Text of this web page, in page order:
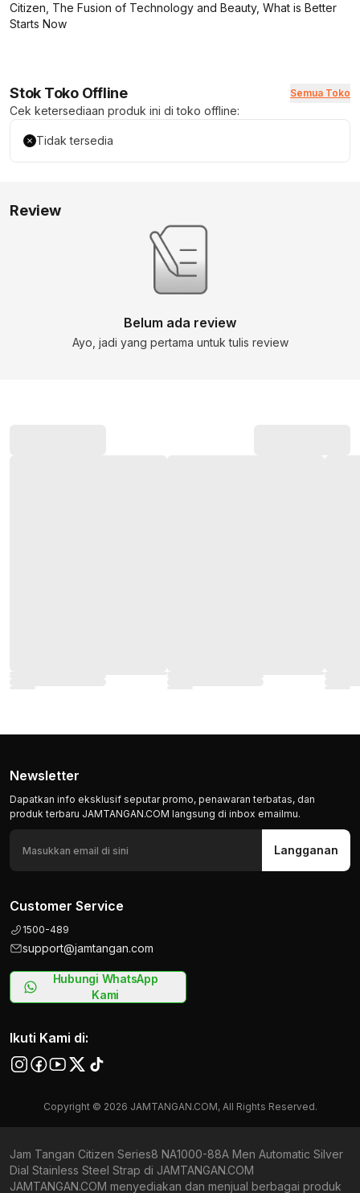
Newsletter
Dapatkan info eksklusif seputar promo, penawaran terbatas, dan
produk terbaru JAMTANGAN.COM langsung di inbox emailmu.
Langganan
Customer Service
1500-489
support@jamtangan.com
Hubungi WhatsApp
Kami
Ikuti Kami di:
Copyright © 2026 JAMTANGAN.COM, All Rights Reserved.
Jam Tangan Citizen Series8 NA1000-88A Men Automatic Silver
Dial Stainless Steel Strap di JAMTANGAN.COM
JAMTANGAN.COM menyediakan dan menjual berbagai produk
Citizen, The Fusion of Technology and Beauty, What is Better
Starts Now
Stok Toko Offline Semua Toko
Cek ketersediaan produk ini di toko offline:
Tidak tersedia
Review
Belum ada review
Ayo, jadi yang pertama untuk tulis review